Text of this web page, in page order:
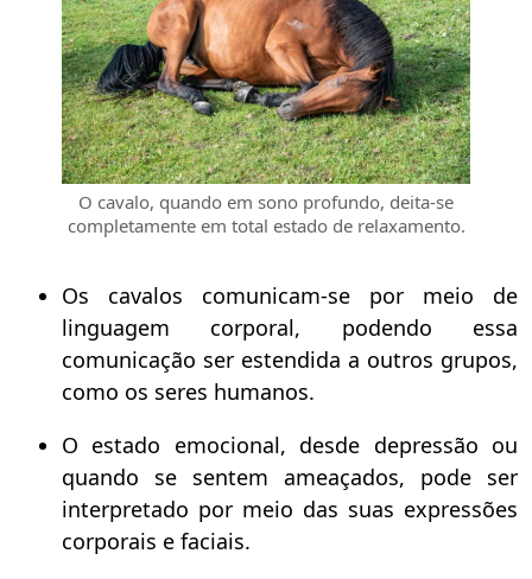
O cavalo, quando em sono profundo, deita-se
completamente em total estado de relaxamento.
Os cavalos comunicam-se por meio de
linguagem corporal, podendo essa
comunicação ser estendida a outros grupos,
como os seres humanos.
O estado emocional, desde depressão ou
quando se sentem ameaçados, pode ser
interpretado por meio das suas expressões
corporais e faciais.